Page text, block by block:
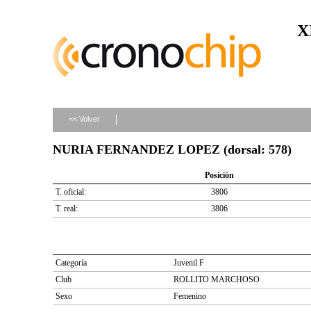
<< Volver
NURIA FERNANDEZ LOPEZ (dorsal: 578)
Posición
T. oficial:
3806
T. real:
3806
Categoría
Juvenil F
Club
ROLLITO MARCHOSO
Sexo
Femenino